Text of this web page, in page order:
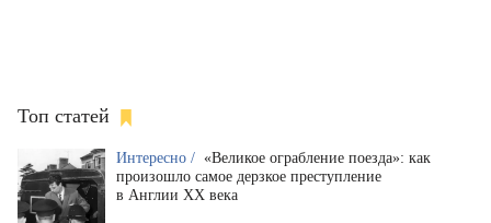
Топ статей
Интересно / «Великое ограбление поезда»: как
произошло самое дерзкое преступление
в Англии XX века